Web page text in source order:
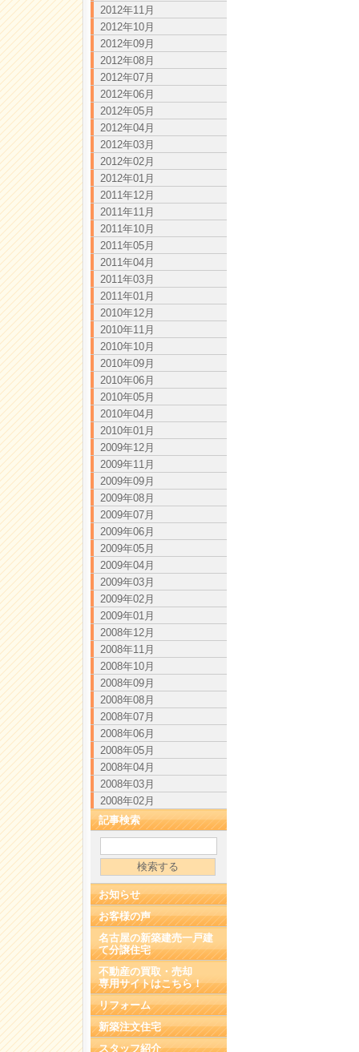
2012年11月
2012年10月
2012年09月
2012年08月
2012年07月
2012年06月
2012年05月
2012年04月
2012年03月
2012年02月
2012年01月
2011年12月
2011年11月
2011年10月
2011年05月
2011年04月
2011年03月
2011年01月
2010年12月
2010年11月
2010年10月
2010年09月
2010年06月
2010年05月
2010年04月
2010年01月
2009年12月
2009年11月
2009年09月
2009年08月
2009年07月
2009年06月
2009年05月
2009年04月
2009年03月
2009年02月
2009年01月
2008年12月
2008年11月
2008年10月
2008年09月
2008年08月
2008年07月
2008年06月
2008年05月
2008年04月
2008年03月
2008年02月
記事検索
お知らせ
お客様の声
名古屋の新築建売一戸建
て分譲住宅
不動産の買取・売却
専用サイトはこちら！
リフォーム
新築注文住宅
スタッフ紹介